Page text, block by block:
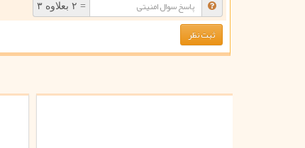
= ۲ بعلاوه ۳